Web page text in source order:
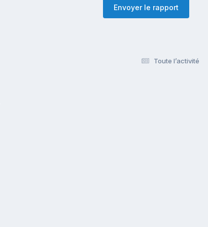
Envoyer le rapport
Toute l’activité